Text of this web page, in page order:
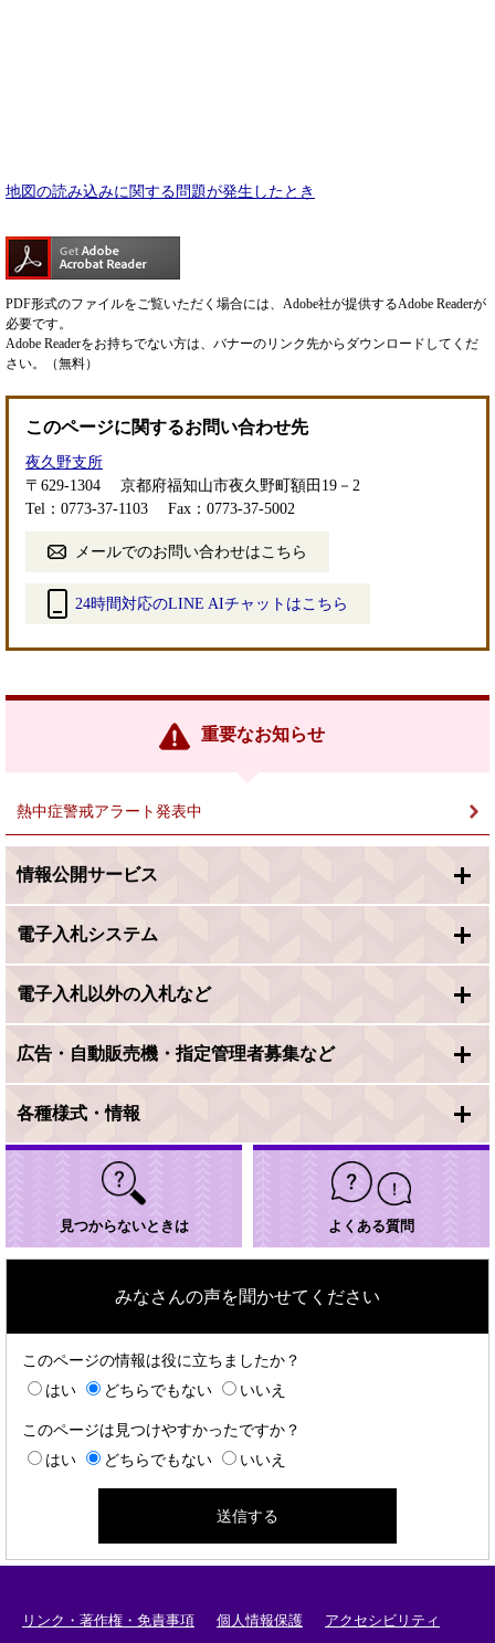
地図の読み込みに関する問題が発生したとき
PDF形式のファイルをご覧いただく場合には、Adobe社が提供するAdobe Readerが
必要です。
Adobe Readerをお持ちでない方は、バナーのリンク先からダウンロードしてくだ
さい。（無料）
このページに関するお問い合わせ先
夜久野支所
〒629-1304
京都府福知山市夜久野町額田19－2
Tel：0773-37-1103
Fax：0773-37-5002
メールでのお問い合わせはこちら
24時間対応のLINE AIチャットはこちら
リ
重要なお知らせ
熱中症警戒アラート発表中
情報公開サービス
電子入札システム
電子入札以外の入札など
広告・自動販売機・指定管理者募集など
各種様式・情報
見つからないときは よくある質問
みなさんの声を聞かせてください
このページの情報は役に立ちましたか？
はい
どちらでもない いいえ
このページは見つけやすかったですか？
はい
どちらでもない いいえ
リンク・著作権・免責事項 個人情報保護 アクセシビリティ